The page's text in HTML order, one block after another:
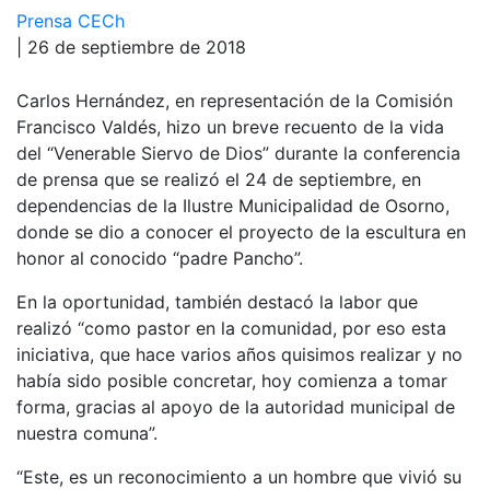
Prensa CECh
| 26 de septiembre de 2018
Carlos Hernández, en representación de la Comisión
Francisco Valdés, hizo un breve recuento de la vida
del “Venerable Siervo de Dios” durante la conferencia
de prensa que se realizó el 24 de septiembre, en
dependencias de la Ilustre Municipalidad de Osorno,
donde se dio a conocer el proyecto de la escultura en
honor al conocido “padre Pancho”.
En la oportunidad, también destacó la labor que
realizó “como pastor en la comunidad, por eso esta
iniciativa, que hace varios años quisimos realizar y no
había sido posible concretar, hoy comienza a tomar
forma, gracias al apoyo de la autoridad municipal de
nuestra comuna”.
“Este, es un reconocimiento a un hombre que vivió su